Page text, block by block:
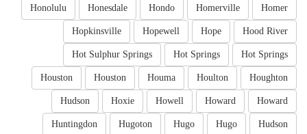
Homer
Homerville
Hondo
Honesdale
Honolulu
Hood River
Hope
Hopewell
Hopkinsville
Hot Springs
Hot Springs
Hot Sulphur Springs
Houghton
Houlton
Houma
Houston
Houston
Howard
Howard
Howell
Hoxie
Hudson
Hudson
Hugo
Hugo
Hugoton
Huntingdon